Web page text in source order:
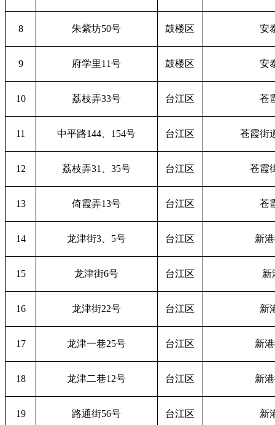
8 朱紫坊50号 鼓楼区 安
9 府学里11号 鼓楼区 安
10 荔枝弄33号 台江区 苍
11 中平路144、154号 台江区 苍霞街
12 荔枝弄31、35号 台江区 苍霞
13 倚霞弄13号 台江区 苍
14 龙津街3、5号 台江区 新
15 龙津街6号 台江区 新
16 龙津街22号 台江区 新
17 龙津一巷25号 台江区 新
18 龙津二巷12号 台江区 新
19 路通街56号 台江区 新